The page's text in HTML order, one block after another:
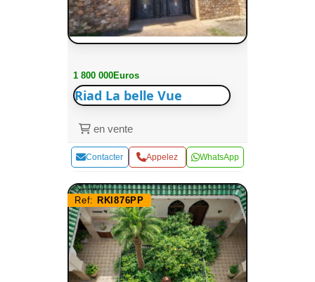
1 800 000Euros
Riad La belle Vue
en vente
Contacter Appelez WhatsApp
Ref: RKI876PP